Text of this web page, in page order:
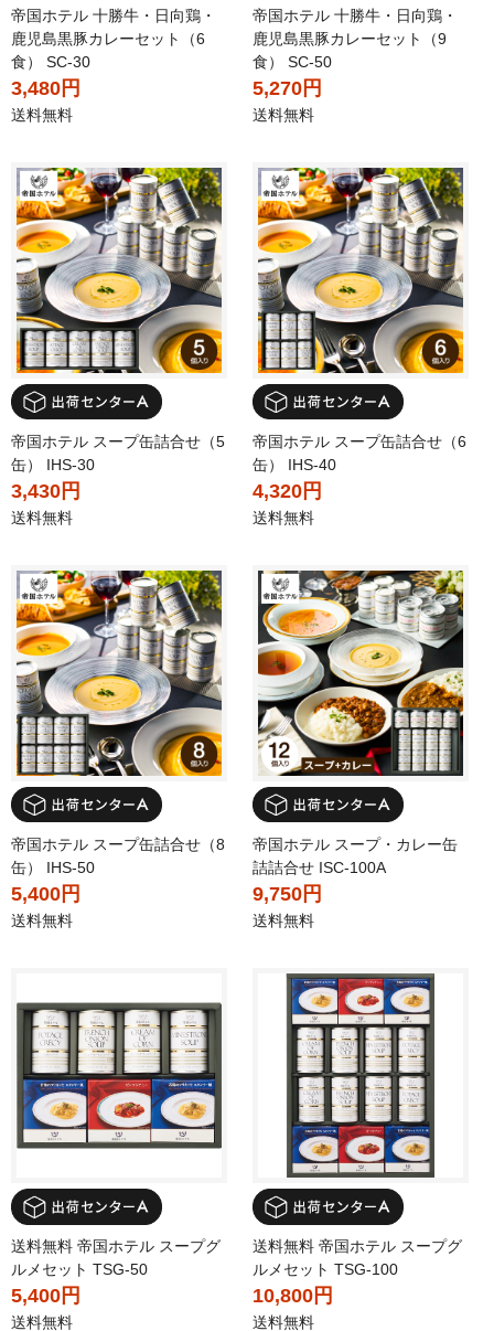
帝国ホテル 十勝牛・日向鶏・
鹿児島黒豚カレーセット（6
食） SC-30
3,480円
送料無料
帝国ホテル 十勝牛・日向鶏・
鹿児島黒豚カレーセット（9
食） SC-50
5,270円
送料無料
帝国ホテル スープ缶詰合せ（5
缶） IHS-30
3,430円
送料無料
帝国ホテル スープ缶詰合せ（6
缶） IHS-40
4,320円
送料無料
帝国ホテル スープ缶詰合せ（8
缶） IHS-50
5,400円
送料無料
帝国ホテル スープ・カレー缶
詰詰合せ ISC-100A
9,750円
送料無料
送料無料 帝国ホテル スープグ
ルメセット TSG-50
5,400円
送料無料
送料無料 帝国ホテル スープグ
ルメセット TSG-100
10,800円
送料無料